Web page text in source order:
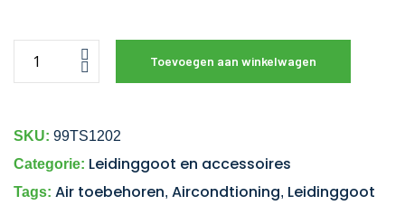
Toevoegen aan winkelwagen
SKU: 99TS1202
Categorie: Leidinggoot en accessoires
Tags: Air toebehoren, Aircondtioning, Leidinggoot